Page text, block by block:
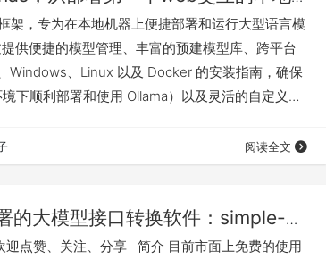
架，专为在本地机器上便捷部署和运行大型语言模
供便捷的模型管理、丰富的预建模型库、跨平台
Windows、Linux 以及 Docker 的安装指南，确保
下顺利部署和使用 Ollama）以及灵活的自定义选
无需依赖云服务或复杂的基础设施设置。 ollama
代码页…
阅读全文
的大模型接口转换软件：simple-
兼容的openapi接口
迎点赞、关注、分享 简介 目前市面上免费的使用